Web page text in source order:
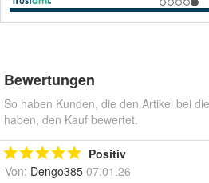
Bewertungen
So haben Kunden, die den Artikel bei
haben, den Kauf bewertet.
Positiv
Von: Dengo385 07.01.26